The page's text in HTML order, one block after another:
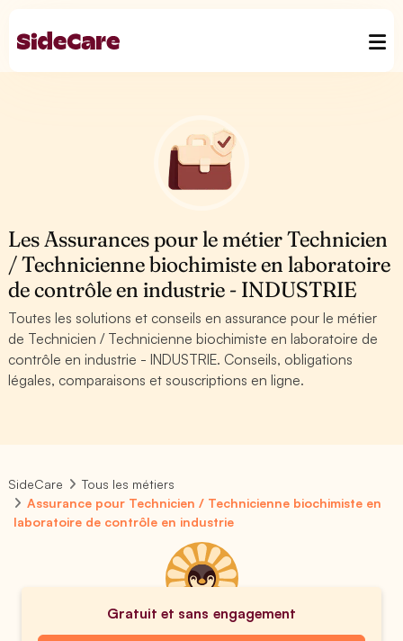
Les Assurances pour le métier Technicien
/ Technicienne biochimiste en laboratoire
de contrôle en industrie - INDUSTRIE
Toutes les solutions et conseils en assurance pour le métier
de Technicien / Technicienne biochimiste en laboratoire de
contrôle en industrie - INDUSTRIE. Conseils, obligations
légales, comparaisons et souscriptions en ligne.
SideCare
Tous les métiers
Assurance pour Technicien / Technicienne biochimiste en
laboratoire de contrôle en industrie
Gratuit et sans engagement